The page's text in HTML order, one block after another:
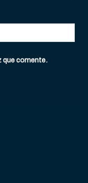
que comente.